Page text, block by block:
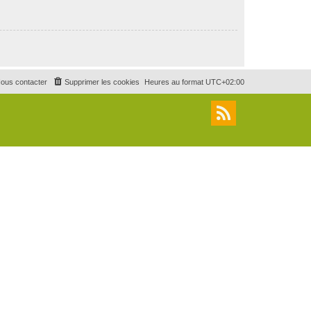
Heures au format UTC+02:00
Supprimer les cookies
contacter